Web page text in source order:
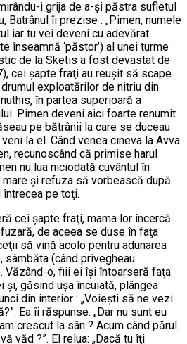
i grija de a-şi păstra sufletul
Batrânul îi prezise : „Pimen, numele
iar tu vei deveni cu adevărat
înseamnă ‘păstor’) al unei turme
de la Sketis a fost devastat de
cei şapte fraţi au reuşit să scape
exploatărilor de nitriu din
în partea superioară a
Pimen deveni aici foarte renumit
pe bătrânii la care se duceau
la el. Când venea cineva la Avva
recunoscând că primise harul
nu lua niciodată cuvântul în
şi refuza să vorbească după
întrecea pe toţi.
cei şapte fraţi, mama lor încercă
de aceea se duse în faţa
să vină acolo pentru adunarea
sâmbăta (când privegheau
Văzând-o, fiii ei îşi întoarseră faţa
şi, găsind uşa încuiată, plângea
din interior : „Voieşti să ne vezi
Ea îi răspunse: „Dar nu sunt eu
crescut la sân ? Acum când părul
văd ?”. El relua: „Dacă tu îţi